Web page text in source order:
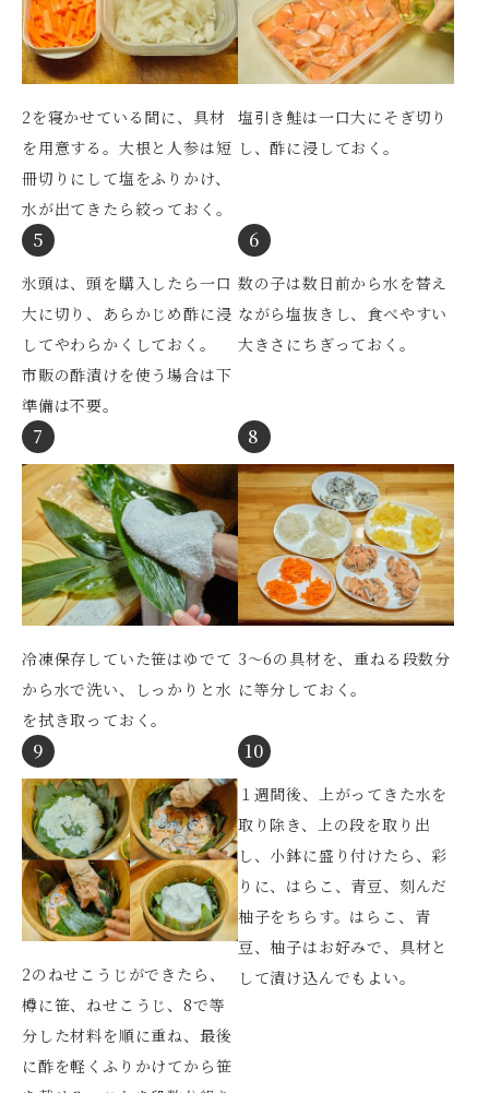
2を寝かせている間に、具材
を用意する。大根と人参は短
冊切りにして塩をふりかけ、
水が出てきたら絞っておく。
塩引き鮭は一口大にそぎ切り
し、酢に浸しておく。
5
氷頭は、頭を購入したら一口
大に切り、あらかじめ酢に浸
してやわらかくしておく。
市販の酢漬けを使う場合は下
準備は不要。
6
数の子は数日前から水を替え
ながら塩抜きし、食べやすい
大きさにちぎっておく。
7
冷凍保存していた笹はゆでて
から水で洗い、しっかりと水
を拭き取っておく。
8
3～6の具材を、重ねる段数分
に等分しておく。
9
2のねせこうじができたら、
樽に笹、ねせこうじ、8で等
分した材料を順に重ね、最後
に酢を軽くふりかけてから笹
10
１週間後、上がってきた水を
取り除き、上の段を取り出
し、小鉢に盛り付けたら、彩
りに、はらこ、青豆、刻んだ
柚子をちらす。はらこ、青
豆、柚子はお好みで、具材と
して漬け込んでもよい。